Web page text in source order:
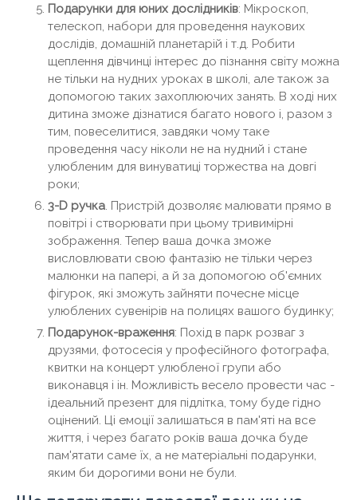
Подарунки для юних дослідників: Мікроскоп,
телескоп, набори для проведення наукових
дослідів, домашній планетарій і т.д. Робити
щеплення дівчинці інтерес до пізнання світу можна
не тільки на нудних уроках в школі, але також за
допомогою таких захоплюючих занять. В ході них
дитина зможе дізнатися багато нового і, разом з
тим, повеселитися, завдяки чому таке
проведення часу ніколи не на нудний і стане
улюбленим для винуватиці торжества на довгі
роки;
3-D ручка . Пристрій дозволяє малювати прямо в
повітрі і створювати при цьому тривимірні
зображення. Тепер ваша дочка зможе
висловлювати свою фантазію не тільки через
малюнки на папері, а й за допомогою об'ємних
фігурок, які зможуть зайняти почесне місце
улюблених сувенірів на полицях вашого будинку;
Подарунок-враження: Похід в парк розваг з
друзями, фотосесія у професійного фотографа,
квитки на концерт улюбленої групи або
виконавця і ін. Можливість весело провести час -
ідеальний презент для підлітка, тому буде гідно
оцінений. Ці емоції залишаться в пам'яті на все
життя, і через багато років ваша дочка буде
пам'ятати саме їх, а не матеріальні подарунки,
яким би дорогими вони не були.